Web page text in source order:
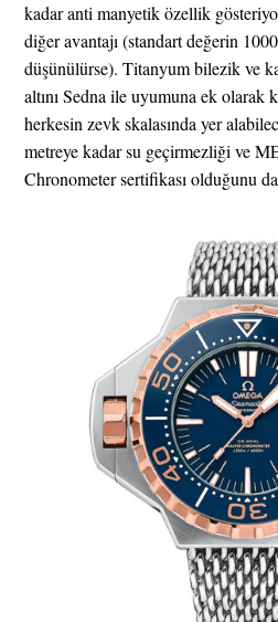
kadar anti manyetik özellik
diğer avantajı (standart değerin
düşünülürse). Titanyum bilezik ve
altını Sedna ile uyumuna ek olarak
herkesin zevk skalasında yer
metreye kadar su geçirmezliği ve
Chronometer sertifikası olduğunu da